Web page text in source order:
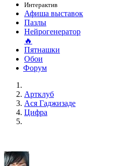
Интерактив
Афиша выставок
Пазлы
Нейрогенератор
🔥
Пятнашки
Обои
Форум
Артклуб
Aся Гаджизаде
Цифра